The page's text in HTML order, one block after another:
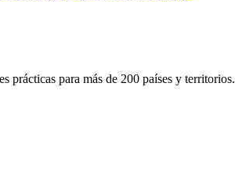
prácticas para más de 200 países y territorios.